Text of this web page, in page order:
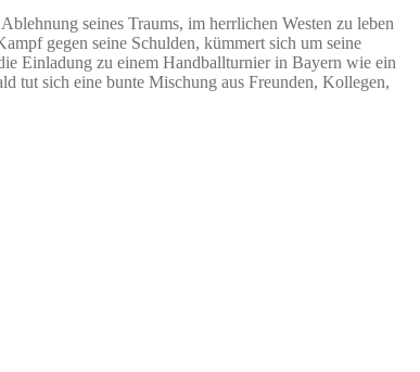
seines Traums, im herrlichen Westen zu leben
gegen seine Schulden, kümmert sich um seine
Einladung zu einem Handballturnier in Bayern wie ein
tut sich eine bunte Mischung aus Freunden, Kollegen,